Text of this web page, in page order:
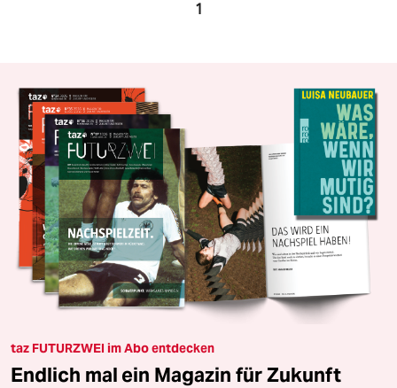
1
taz FUTURZWEI im Abo entdecken
Endlich mal ein Magazin für Zukunft